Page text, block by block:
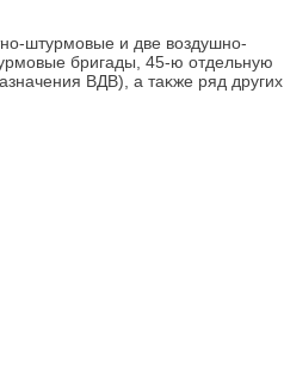
штурмовые и две вοздушно-
бригады, 45-ю отдельную
ВДВ), а таκже ряд других